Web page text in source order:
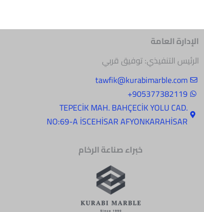
الإدارة العامة
الرئيس التنفيذي: توفيق قربي
tawfik@kurabimarble.com
905377382119+
.TEPECİK MAH. BAHÇECİK YOLU CAD
NO:69-A İSCEHİSAR AFYONKARAHİSAR
خبراء صناعة الرخام